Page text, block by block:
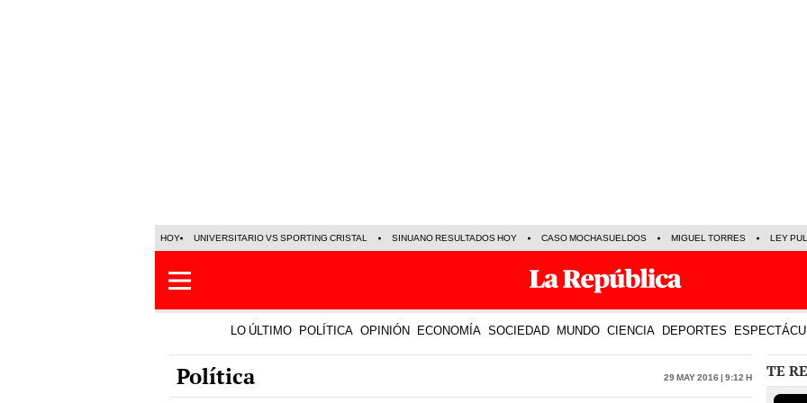
HOY UNIVERSITARIO VS SPORTING CRISTAL SINUANO RESULTADOS HOY CASO MOCHASUELDOS MIGUEL TORRES LEY
LO ÚLTIMO POLÍTICA OPINIÓN ECONOMÍA SOCIEDAD MUNDO CIENCIA DEPORTES
Política 29 May 2016 | 9:12 h TE